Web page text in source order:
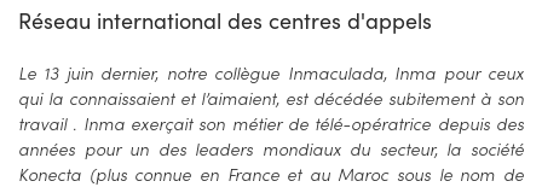
Réseau international des centres d'appels
Le 13 juin dernier, notre collègue Inmaculada, Inma pour ceux
qui la connaissaient et l’aimaient, est décédée subitement à son
travail . Inma exerçait son métier de télé-opératrice depuis des
années pour un des leaders mondiaux du secteur, la société
Konecta (plus connue en France et au Maroc sous le nom de